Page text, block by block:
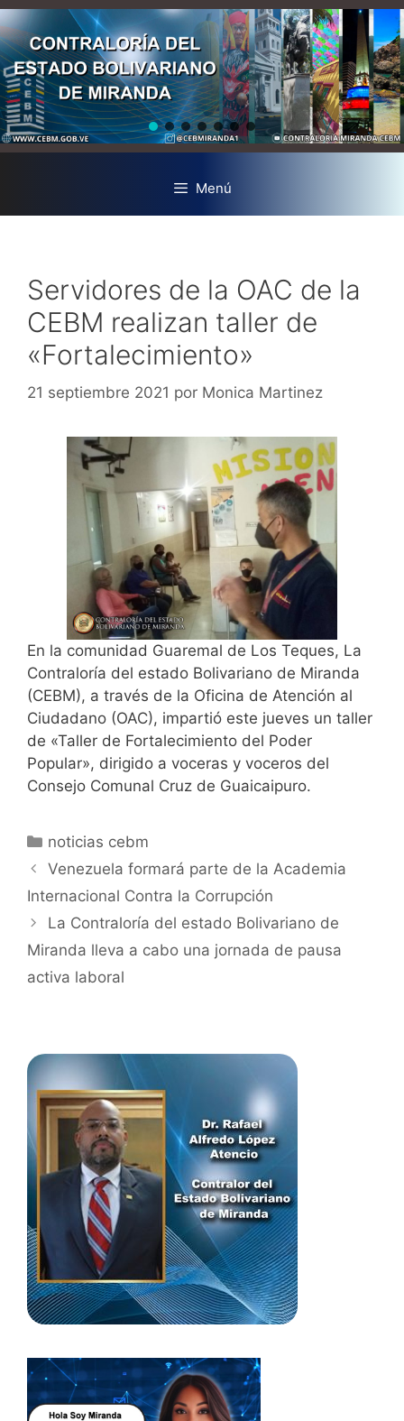
Menú
Servidores de la OAC de la
CEBM realizan taller de
«Fortalecimiento»
21 septiembre 2021 por Monica Martinez
En la comunidad Guaremal de Los Teques, La
Contraloría del estado Bolivariano de Miranda
(CEBM), a través de la Oficina de Atención al
Ciudadano (OAC), impartió este jueves un taller
de «Taller de Fortalecimiento del Poder
Popular», dirigido a voceras y voceros del
Consejo Comunal Cruz de Guaicaipuro.
noticias cebm
Venezuela formará parte de la Academia
Internacional Contra la Corrupción
La Contraloría del estado Bolivariano de
Miranda lleva a cabo una jornada de pausa
activa laboral